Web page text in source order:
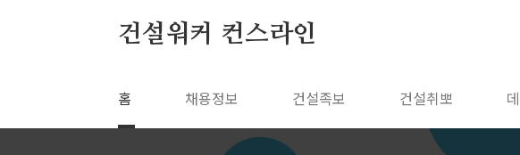
건설워커 컨스라인
홈 채용정보 건설족보 건설취뽀